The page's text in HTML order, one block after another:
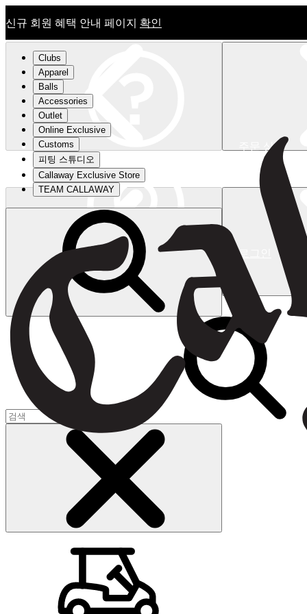
신규 회원 혜택 안내 페이지 확인
신규 회원 혜택 안내 페이지확인
주문 상태
로그인
장바구니
Clubs
Apparel
Balls
Accessories
Outlet
Online Exclusive
Customs
피팅 스튜디오
Callaway Exclusive Store
TEAM CALLAWAY